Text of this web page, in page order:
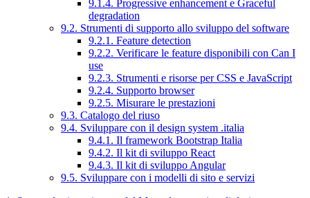
9.1.4. Progressive enhancement e Graceful
degradation
9.2. Strumenti di supporto allo sviluppo del software
9.2.1. Feature detection
9.2.2. Verificare le feature disponibili con Can I
use
9.2.3. Strumenti e risorse per CSS e JavaScript
9.2.4. Supporto browser
9.2.5. Misurare le prestazioni
9.3. Catalogo del riuso
9.4. Sviluppare con il design system .italia
9.4.1. Il framework Bootstrap Italia
9.4.2. Il kit di sviluppo React
9.4.3. Il kit di sviluppo Angular
9.5. Sviluppare con i modelli di sito e servizi